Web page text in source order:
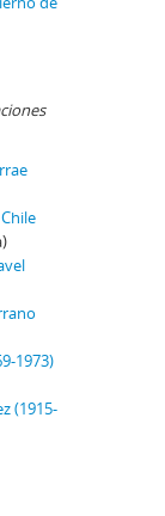
1973)
(1915-